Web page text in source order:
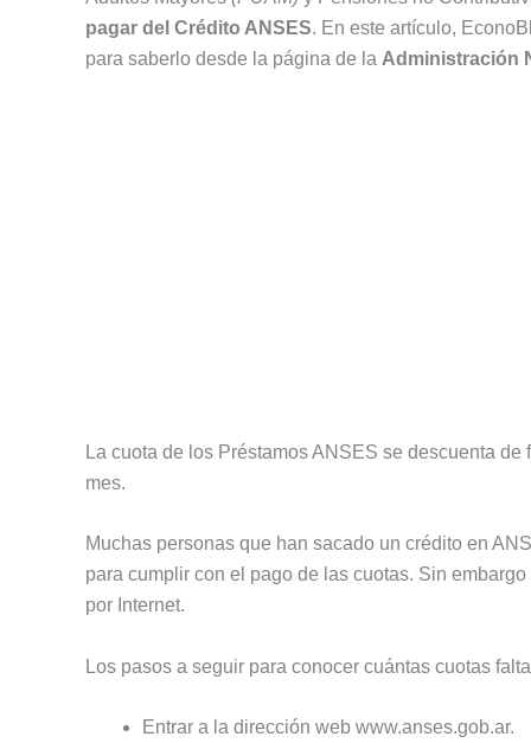
pagar del Crédito ANSES. En este artículo,
para saberlo desde la página de la Administración
La cuota de los Préstamos ANSES se descuenta
mes.
Muchas personas que han sacado un crédito en
para cumplir con el pago de las cuotas. Sin
por Internet.
Los pasos a seguir para conocer cuántas cuotas
Entrar a la dirección web www.anses.gob.ar.